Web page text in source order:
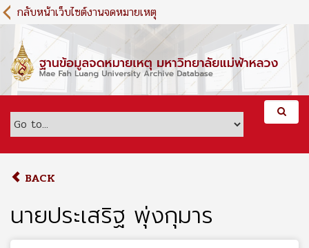
S
k
m
c
กลับหน้าเว็บไซต์งานจดหมายเหตุ
BACK
นายประเสริฐ พุ่งกุมาร